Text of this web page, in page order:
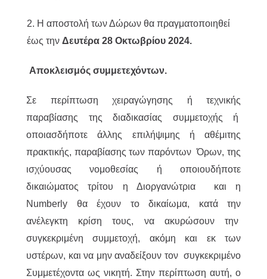
2. H αποστολή των Δώρων θα πραγματοποιηθεί
έως τηνΔευτέρα 28 Οκτωβρίου 2024.
Αποκλεισμός συμμετεχόντων.
Σε περίπτωση χειραγώγησης ή τεχνικής
παραβίασης της διαδικασίας συμμετοχής ή
οποιασδήποτε άλλης επιλήψιμης ή αθέμιτης
πρακτικής, παραβίασης των παρόντων Όρων, της
ισχύουσας νομοθεσίας ή οποιουδήποτε
δικαιώματος τρίτου η Διοργανώτρια και η
Numberly θα έχουν το δικαίωμα, κατά την
ανέλεγκτη κρίση τους, να ακυρώσουν την
συγκεκριμένη συμμετοχή, ακόμη και εκ των
υστέρων, και να μην αναδείξουν τον συγκεκριμένο
Συμμετέχοντα ως νικητή. Στην περίπτωση αυτή, ο